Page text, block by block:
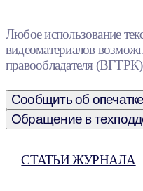
Любое использование
видеоматериалов
правообладателя
Сообщить об опечатке
Обращение в
СТАТЬИ ЖУРНАЛА